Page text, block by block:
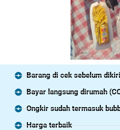
Barang di cek sebelum
Bayar langsung dirumah
Ongkir sudah termasuk
Harga terbaik